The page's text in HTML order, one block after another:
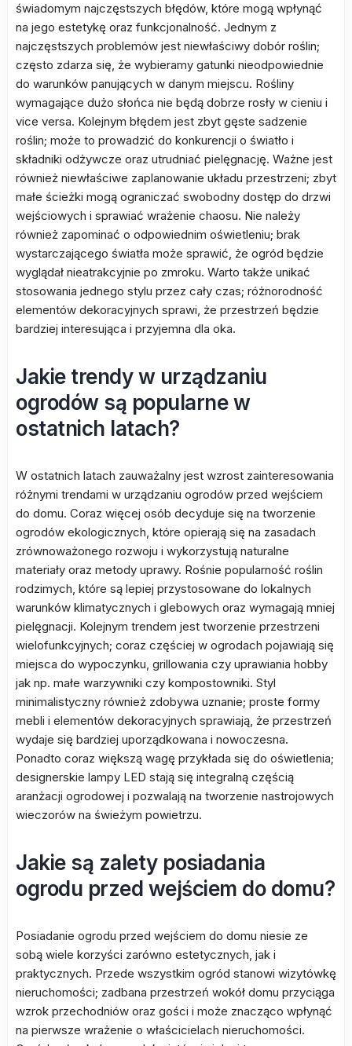
świadomym najczęstszych błędów, które mogą wpłynąć
na jego estetykę oraz funkcjonalność. Jednym z
najczęstszych problemów jest niewłaściwy dobór roślin;
często zdarza się, że wybieramy gatunki nieodpowiednie
do warunków panujących w danym miejscu. Rośliny
wymagające dużo słońca nie będą dobrze rosły w cieniu i
vice versa. Kolejnym błędem jest zbyt gęste sadzenie
roślin; może to prowadzić do konkurencji o światło i
składniki odżywcze oraz utrudniać pielęgnację. Ważne jest
również niewłaściwe zaplanowanie układu przestrzeni; zbyt
małe ścieżki mogą ograniczać swobodny dostęp do drzwi
wejściowych i sprawiać wrażenie chaosu. Nie należy
również zapominać o odpowiednim oświetleniu; brak
wystarczającego światła może sprawić, że ogród będzie
wyglądał nieatrakcyjnie po zmroku. Warto także unikać
stosowania jednego stylu przez cały czas; różnorodność
elementów dekoracyjnych sprawi, że przestrzeń będzie
bardziej interesująca i przyjemna dla oka.
Jakie trendy w urządzaniu
ogrodów są popularne w
ostatnich latach?
W ostatnich latach zauważalny jest wzrost zainteresowania
różnymi trendami w urządzaniu ogrodów przed wejściem
do domu. Coraz więcej osób decyduje się na tworzenie
ogrodów ekologicznych, które opierają się na zasadach
zrównoważonego rozwoju i wykorzystują naturalne
materiały oraz metody uprawy. Rośnie popularność roślin
rodzimych, które są lepiej przystosowane do lokalnych
warunków klimatycznych i glebowych oraz wymagają mniej
pielęgnacji. Kolejnym trendem jest tworzenie przestrzeni
wielofunkcyjnych; coraz częściej w ogrodach pojawiają się
miejsca do wypoczynku, grillowania czy uprawiania hobby
jak np. małe warzywniki czy kompostowniki. Styl
minimalistyczny również zdobywa uznanie; proste formy
mebli i elementów dekoracyjnych sprawiają, że przestrzeń
wydaje się bardziej uporządkowana i nowoczesna.
Ponadto coraz większą wagę przykłada się do oświetlenia;
designerskie lampy LED stają się integralną częścią
aranżacji ogrodowej i pozwalają na tworzenie nastrojowych
wieczorów na świeżym powietrzu.
Jakie są zalety posiadania
ogrodu przed wejściem do domu?
Posiadanie ogrodu przed wejściem do domu niesie ze
sobą wiele korzyści zarówno estetycznych, jak i
praktycznych. Przede wszystkim ogród stanowi wizytówkę
nieruchomości; zadbana przestrzeń wokół domu przyciąga
wzrok przechodniów oraz gości i może znacząco wpłynąć
na pierwsze wrażenie o właścicielach nieruchomości.